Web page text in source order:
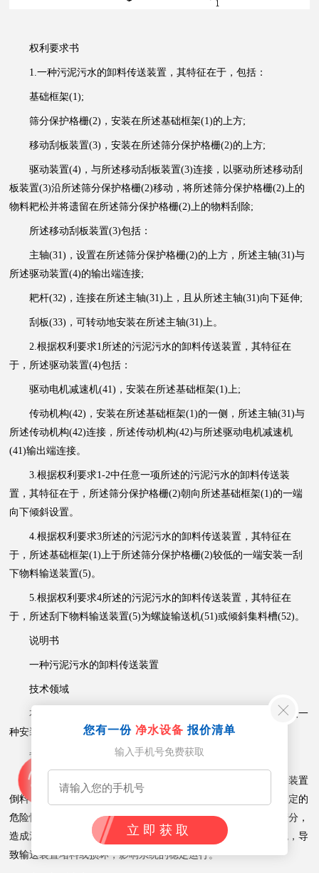
权利要求书
1.一种污泥污水的卸料传送装置，其特征在于，包括：
基础框架(1);
筛分保护格栅(2)，安装在所述基础框架(1)的上方;
移动刮板装置(3)，安装在所述筛分保护格栅(2)的上方;
驱动装置(4)，与所述移动刮板装置(3)连接，以驱动所述移动刮
板装置(3)沿所述筛分保护格栅(2)移动，将所述筛分保护格栅(2)上的
物料耙松并将遗留在所述筛分保护格栅(2)上的物料刮除;
所述移动刮板装置(3)包括：
主轴(31)，设置在所述筛分保护格栅(2)的上方，所述主轴(31)与
所述驱动装置(4)的输出端连接;
耙杆(32)，连接在所述主轴(31)上，且从所述主轴(31)向下延伸;
刮板(33)，可转动地安装在所述主轴(31)上。
2.根据权利要求1所述的污泥污水的卸料传送装置，其特征在
于，所述驱动装置(4)包括：
驱动电机减速机(41)，安装在所述基础框架(1)上;
传动机构(42)，安装在所述基础框架(1)的一侧，所述主轴(31)与
所述传动机构(42)连接，所述传动机构(42)与所述驱动电机减速机
(41)输出端连接。
3.根据权利要求1-2中任意一项所述的污泥污水的卸料传送装
置，其特征在于，所述筛分保护格栅(2)朝向所述基础框架(1)的一端
向下倾斜设置。
4.根据权利要求3所述的污泥污水的卸料传送装置，其特征在
于，所述基础框架(1)上于所述筛分保护格栅(2)较低的一端安装一刮
下物料输送装置(5)。
5.根据权利要求4所述的污泥污水的卸料传送装置，其特征在
于，所述刮下物料输送装置(5)为螺旋输送机(51)或倾斜集料槽(52)。
说明书
一种污泥污水的卸料传送装置
技术领域
本实用新型涉及污泥污水卸料设备技术领域，具体而言，涉及一
种安装在污泥污水收集储存池上方的污泥污水的卸料传送装置。
背景技术
当前很多污泥、污水收集池上面没有任何防护装置，在运输装置
倒料，尤其是需要人工参与倒料的小型运输装置倒料时，存在一定的
危险性，行业曾出现人掉入池内的现象。同时，由于没有入口筛分，
造成污泥、污水中存在的很多大件固体垃圾进入后端预处理系统，导
致输送装置堵料或损坏，影响系统的稳定运行。
您有一份 净水设备 报价清单
输入手机号免费获取
立即获取